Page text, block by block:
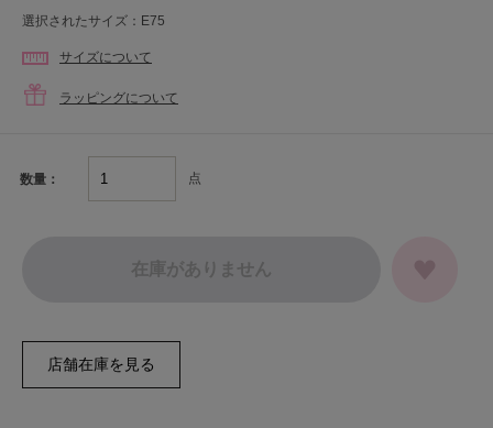
選択されたサイズ：E75
サイズについて
ラッピングについて
数量： 点
在庫がありません